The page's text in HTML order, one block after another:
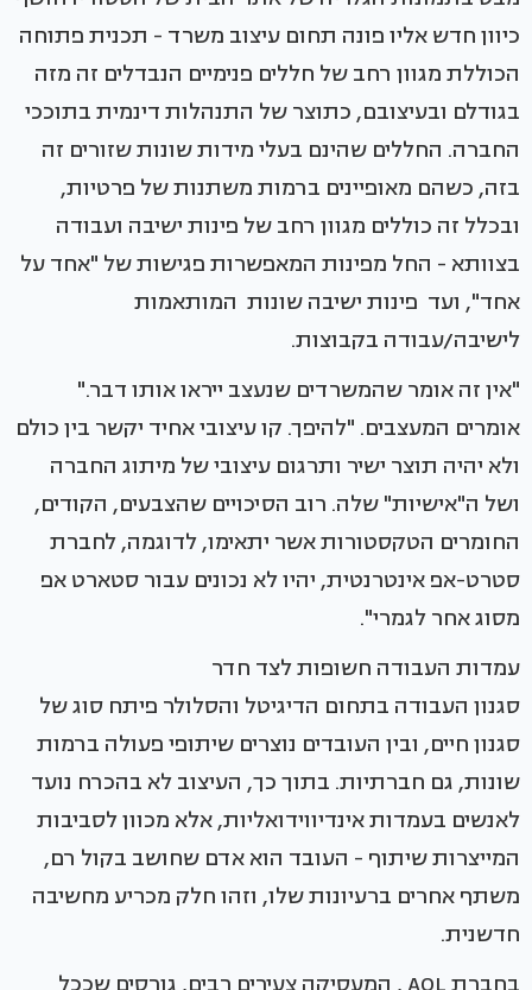
כיוון חדש אליו פונה תחום עיצוב משרד - תכנית פתוחה
הכוללת מגוון רחב של חללים פנימיים הנבדלים זה מזה
בגודלם ובעיצובם, כתוצר של התנהלות דינמית בתוככי
החברה. החללים שהינם בעלי מידות שונות שזורים זה
בזה, כשהם מאופיינים ברמות משתנות של פרטיות,
ובכלל זה כוללים מגוון רחב של פינות ישיבה ועבודה
בצוותא - החל מפינות המאפשרות פגישות של "אחד על
אחד", ועד פינות ישיבה שונות המותאמות
לישיבה/עבודה בקבוצות.
"אין זה אומר שהמשרדים שנעצב ייראו אותו דבר."
אומרים המעצבים. "להיפך. קו עיצובי אחיד יקשר בין כולם
ולא יהיה תוצר ישיר ותרגום עיצובי של מיתוג החברה
ושל ה"אישיות" שלה. רוב הסיכויים שהצבעים, הקודים,
החומרים הטקסטורות אשר יתאימו, לדוגמה, לחברת
סטרט-אפ אינטרנטית, יהיו לא נכונים עבור סטארט אפ
מסוג אחר לגמרי".
עמדות העבודה חשופות לצד חדר
סגנון העבודה בתחום הדיגיטל והסלולר פיתח סוג של
סגנון חיים, ובין העובדים נוצרים שיתופי פעולה ברמות
שונות, גם חברתיות. בתוך כך, העיצוב לא בהכרח נועד
לאנשים בעמדות אינדיווידואליות, אלא מכוון לסביבות
המייצרות שיתוף - העובד הוא אדם שחושב בקול רם,
משתף אחרים ברעיונות שלו, וזהו חלק מכריע מחשיבה
חדשנית.